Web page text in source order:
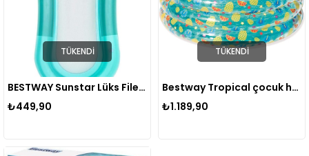
TÜKENDI
BESTWAY Sunstar Lüks Fileli Yatak -160 x 84 cm 43103
₺449,90
TÜKENDI
Bestway Tropical çocuk havuzu 150 x 53 cm 51045
₺1.189,90